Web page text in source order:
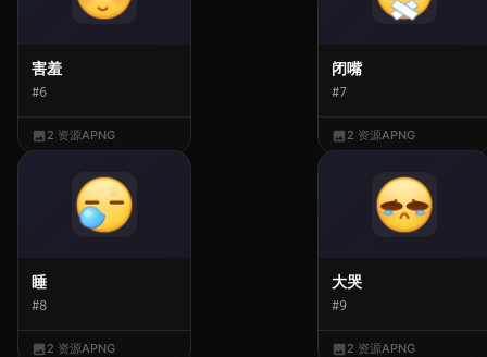
害羞
#6
2 资源APNG
闭嘴
#7
2 资源APNG
睡
#8
2 资源APNG
大哭
#9
2 资源APNG